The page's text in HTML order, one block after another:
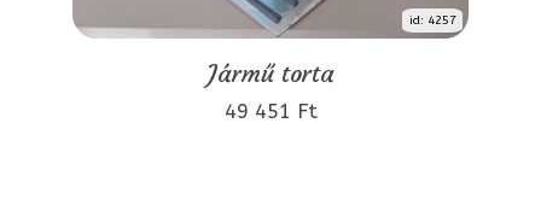
id: 4257
Jármű torta
49 451 Ft